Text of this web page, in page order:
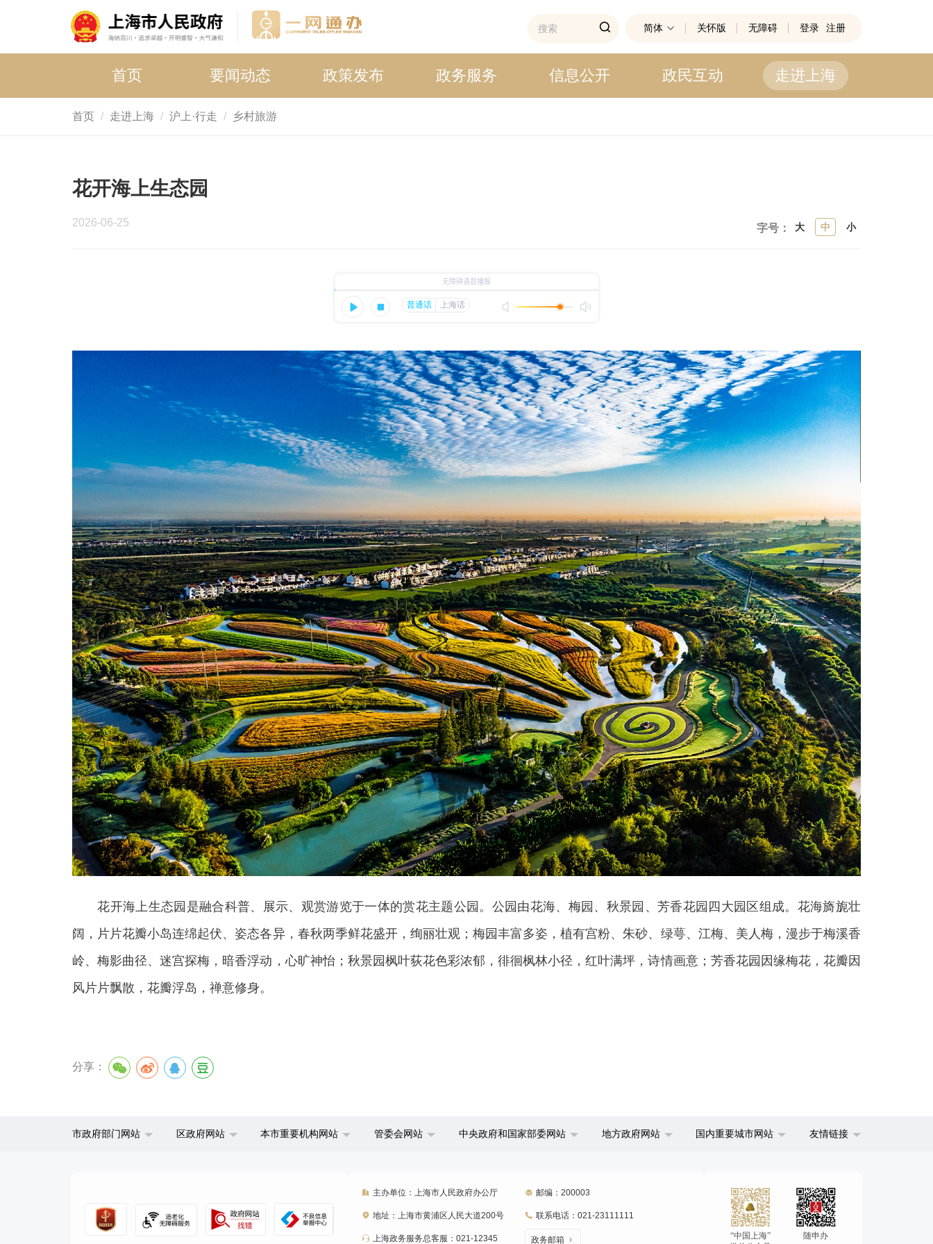
简体 关怀版 无障碍 登录 注册
首页 要闻动态 政策发布 政务服务 信息公开 政民互动 走进上海
首页 走进上海 沪上·行走 乡村旅游
花开海上生态园
2026-06-25 字号： 大 中 小
花开海上生态园是融合科普、展示、观赏游览于一体的赏花主题公园。公园由花海、梅园、秋景园、芳香花园四大园区组成。花海旖旎壮
阔，片片花瓣小岛连绵起伏、姿态各异，春秋两季鲜花盛开，绚丽壮观；梅园丰富多姿，植有宫粉、朱砂、绿萼、江梅、美人梅，漫步于梅溪香
岭、梅影曲径、迷宫探梅，暗香浮动，心旷神怡；秋景园枫叶荻花色彩浓郁，徘徊枫林小径，红叶满坪，诗情画意；芳香花园因缘梅花，花瓣因
风片片飘散，花瓣浮岛，禅意修身。
分享：
市政府部门网站 区政府网站 本市重要机构网站 管委会网站 中央政府和国家部委网站 地方政府网站 国内重要城市网站 友情链接
主办单位：上海市人民政府办公厅
地址：上海市黄浦区人民大道200号
上海政务服务总客服：021-12345
邮编：200003
联系电话：021-23111111
政务邮箱
“中国上海”
随申办